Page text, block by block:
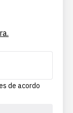
de acordo